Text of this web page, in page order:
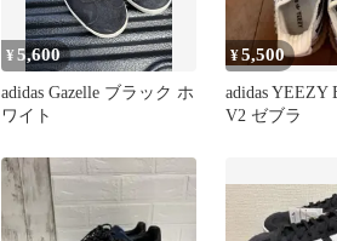
¥5,600
adidas Gazelle ブラック ホ
ワイト
¥5,500
adidas YEEZY
V2 ゼブラ